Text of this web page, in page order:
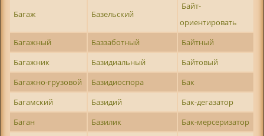
Багаж Базельский
Байт-
ориентировать
Багажный
Баззаботный
Байтный
Багажник
Базидиальный
Байтовый
Багажно-грузовой
Базидиоспора
Бак
Багамский
Базидий
Бак-дегазатор
Баган
Базилик
Бак-мерсеризатор